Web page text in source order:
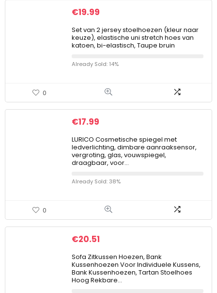
€19.99
Set van 2 jersey stoelhoezen (kleur naar
keuze), elastische uni stretch hoes van
katoen, bi-elastisch, Taupe bruin
Already Sold: 14%
0
€17.99
LURICO Cosmetische spiegel met
ledverlichting, dimbare aanraaksensor,
vergroting, glas, vouwspiegel,
draagbaar, voor…
Already Sold: 38%
0
€20.51
Sofa Zitkussen Hoezen, Bank
Kussenhoezen Voor Individuele Kussens,
Bank Kussenhoezen, Tartan Stoelhoes
Hoog Rekbare…